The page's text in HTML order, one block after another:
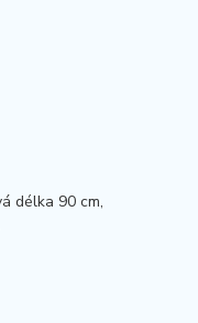
délka 90 cm,